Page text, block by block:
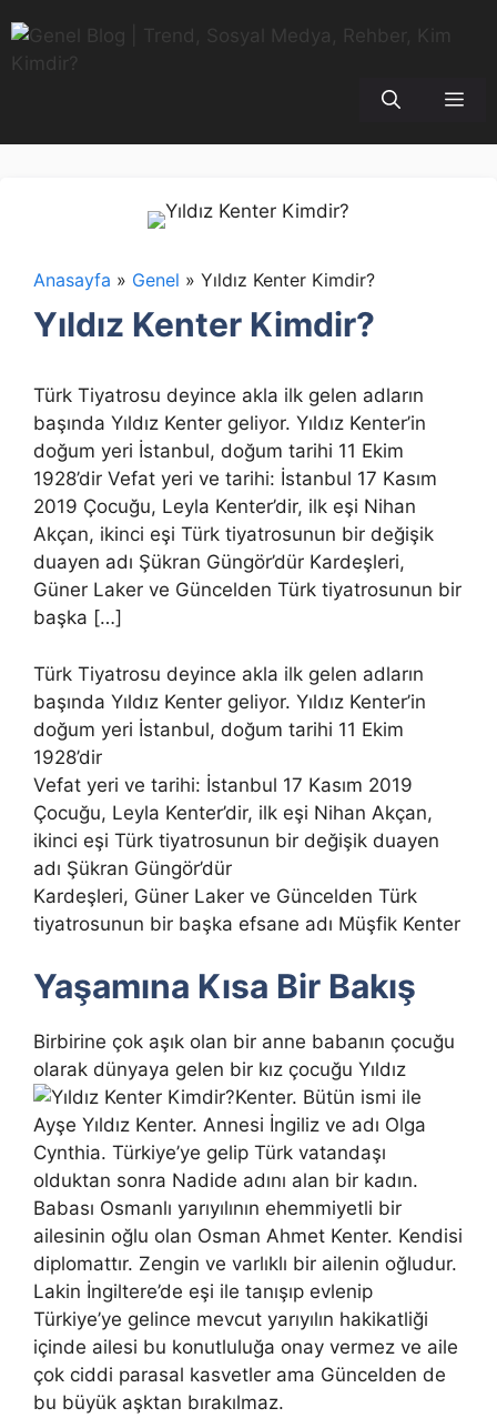
atla
Anasayfa » Genel » Yıldız Kenter Kimdir?
Yıldız Kenter Kimdir?
Türk Tiyatrosu deyince akla ilk gelen adların
başında Yıldız Kenter geliyor. Yıldız Kenter’in
doğum yeri İstanbul, doğum tarihi 11 Ekim
1928’dir Vefat yeri ve tarihi: İstanbul 17 Kasım
2019 Çocuğu, Leyla Kenter’dir, ilk eşi Nihan
Akçan, ikinci eşi Türk tiyatrosunun bir değişik
duayen adı Şükran Güngör’dür Kardeşleri,
Güner Laker ve Güncelden Türk tiyatrosunun bir
başka […]
Türk Tiyatrosu deyince akla ilk gelen adların
başında Yıldız Kenter geliyor. Yıldız Kenter’in
doğum yeri İstanbul, doğum tarihi 11 Ekim
1928’dir
Vefat yeri ve tarihi: İstanbul 17 Kasım 2019
Çocuğu, Leyla Kenter’dir, ilk eşi Nihan Akçan,
ikinci eşi Türk tiyatrosunun bir değişik duayen
adı Şükran Güngör’dür
Kardeşleri, Güner Laker ve Güncelden Türk
tiyatrosunun bir başka efsane adı Müşfik Kenter
Yaşamına Kısa Bir Bakış
Birbirine çok aşık olan bir anne babanın çocuğu
olarak dünyaya gelen bir kız çocuğu Yıldız
Kenter. Bütün ismi ile
Ayşe Yıldız Kenter. Annesi İngiliz ve adı Olga
Cynthia. Türkiye’ye gelip Türk vatandaşı
olduktan sonra Nadide adını alan bir kadın.
Babası Osmanlı yarıyılının ehemmiyetli bir
ailesinin oğlu olan Osman Ahmet Kenter. Kendisi
diplomattır. Zengin ve varlıklı bir ailenin oğludur.
Lakin İngiltere’de eşi ile tanışıp evlenip
Türkiye’ye gelince mevcut yarıyılın hakikatliği
içinde ailesi bu konutluluğa onay vermez ve aile
çok ciddi parasal kasvetler ama Güncelden de
bu büyük aşktan bırakılmaz.